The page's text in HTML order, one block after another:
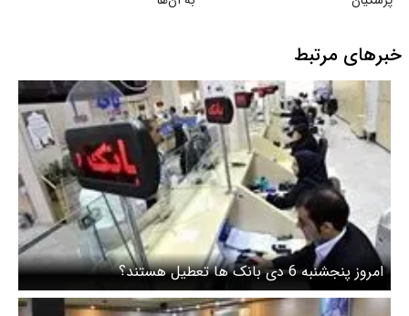
خبرهای مرتبط
امروز پنجشنبه 6 دی بانک ها تعطیل هستند؟